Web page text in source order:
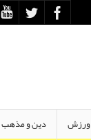
ورزش دین و مذهب